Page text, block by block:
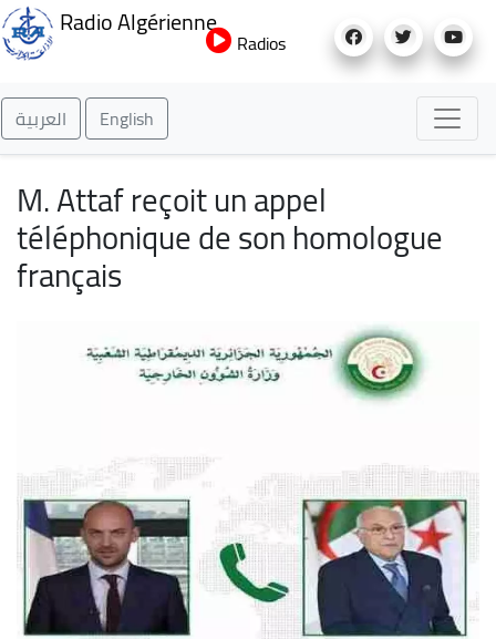
au
Radio Algérienne
Radios
العربية English
M. Attaf reçoit un appel
téléphonique de son homologue
français